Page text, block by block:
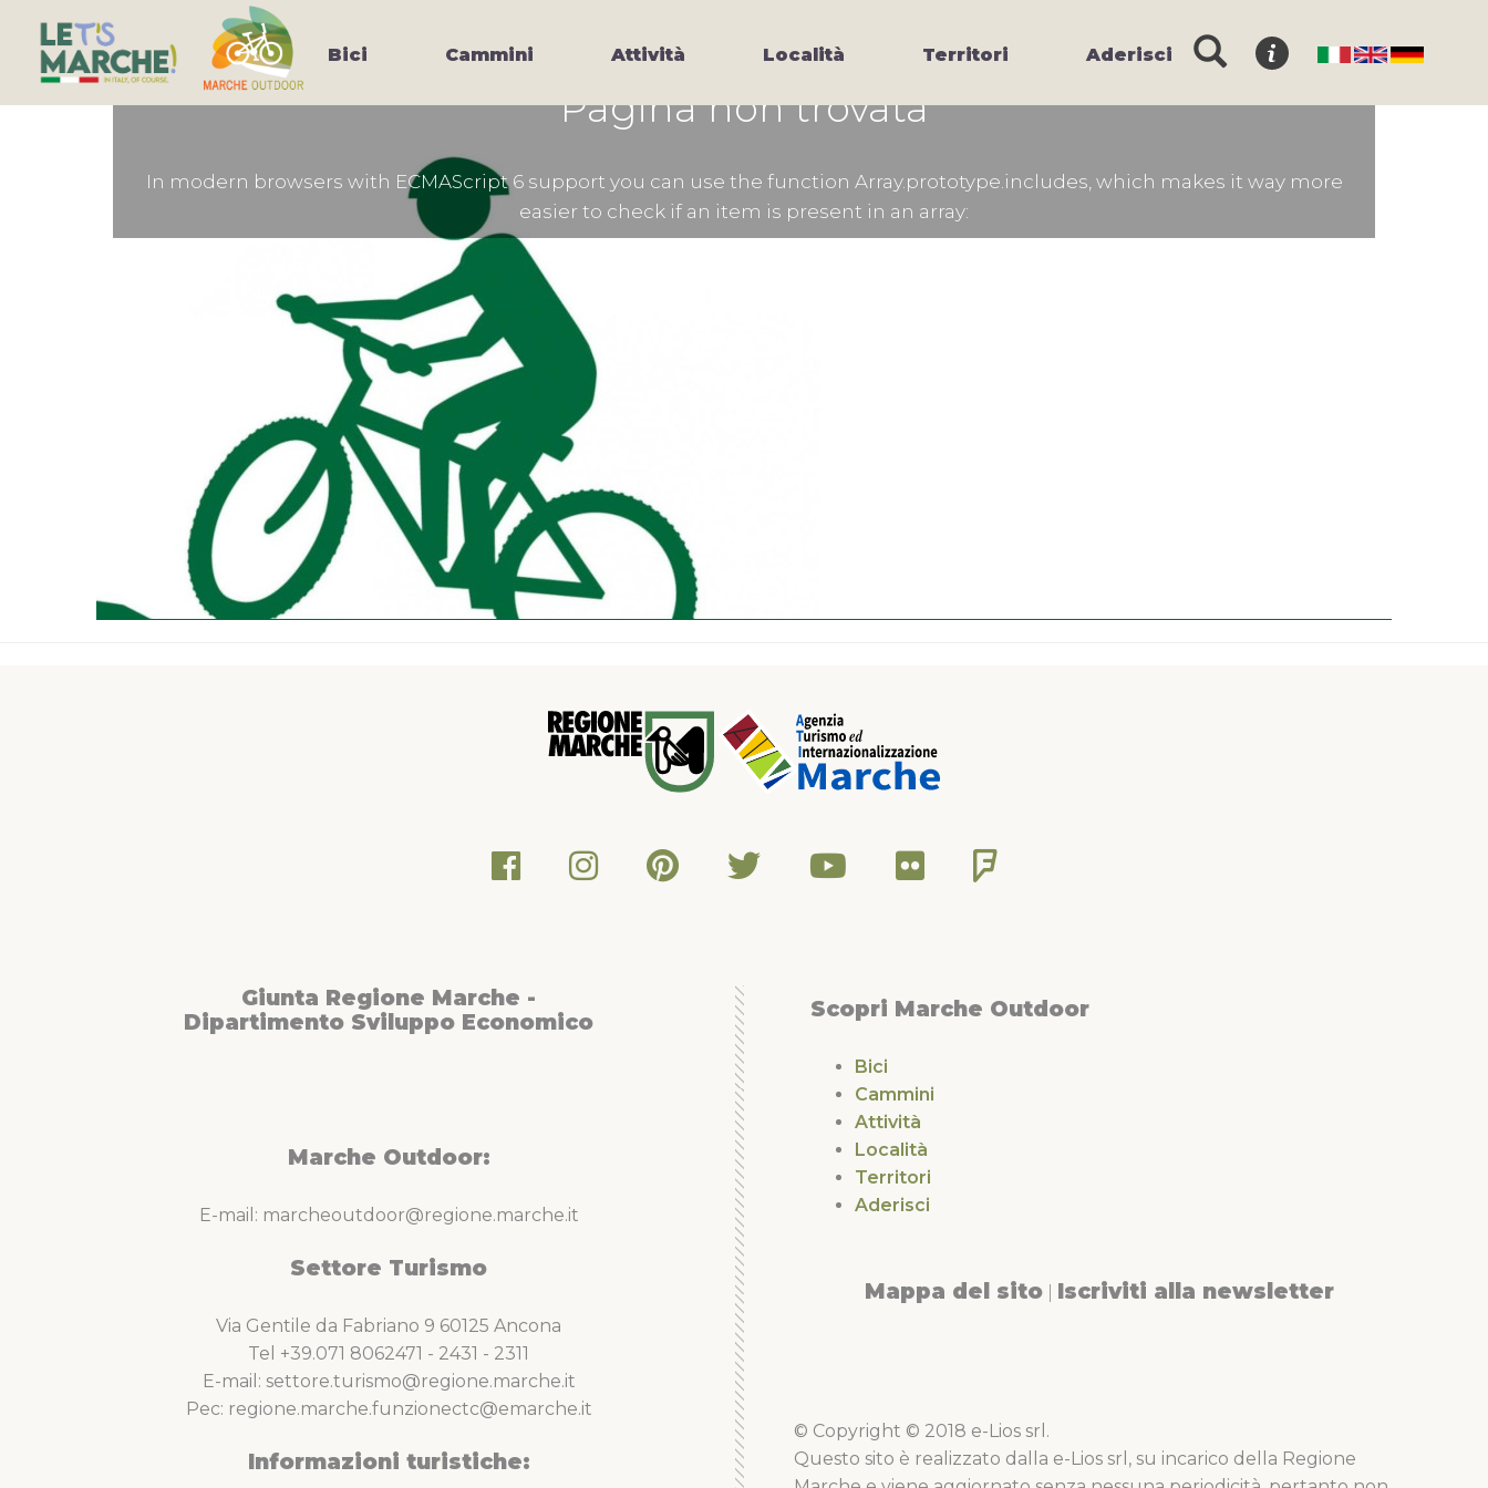
Bici Cammini Attività Località Territori Aderisci
Pagina non trovata
In modern browsers with ECMAScript 6 support you can use the function Array.prototype.includes, which makes it way more
easier to check if an item is present in an array:
Giunta Regione Marche -
Dipartimento Sviluppo Economico
Marche Outdoor:
E-mail: marcheoutdoor@regione.marche.it
Settore Turismo
Via Gentile da Fabriano 9 60125 Ancona
Tel +39.071 8062471 - 2431 - 2311
E-mail: settore.turismo@regione.marche.it
Pec: regione.marche.funzionectc@emarche.it
Informazioni turistiche:
Scopri Marche Outdoor
Bici
Cammini
Attività
Località
Territori
Aderisci
Mappa del sito Iscriviti alla newsletter
© Copyright © 2018 e-Lios srl.
Questo sito è realizzato dalla e-Lios srl, su incarico della Regione